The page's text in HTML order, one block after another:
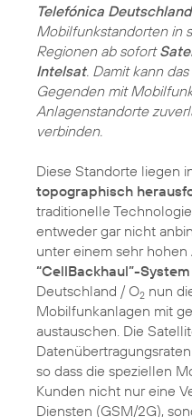
Telefónica
Mobilfunkstandorten in
Regionen ab sofort
Intelsat. Damit kann
Gegenden mit
Anlagenstandorte
verbinden.
Diese Standorte liegen
topographisch
traditionelle
entweder gar nicht
unter einem sehr hohen
“CellBackhaul”-System
Deutschland / O2 nun
Mobilfunkanlagen mit
austauschen. Die
so dass die speziellen
Kunden nicht nur eine
Diensten (GSM/2G),